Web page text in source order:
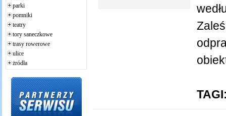
parki
pomniki
teatry
tory saneczkowe
trasy rowerowe
ulice
żródła